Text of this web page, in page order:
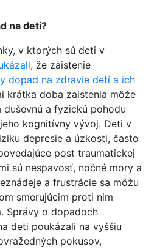
na deti?
v ktorých sú deti v
, že zaistenie
dopad na zdravie detí a ich
krátka doba zaistenia môže
a fyzickú pohodu
kognitívny vývoj. Deti v
depresie a úzkosti, často
post traumatickej
sú nespavosť, nočné mory a
a frustrácie sa môžu
smerujúcim proti nim
Správy o dopadoch
deti poukázali na vyššiu
pokusov,